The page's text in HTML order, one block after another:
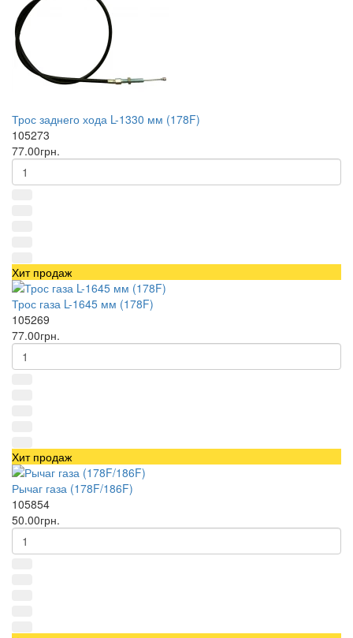
Трос заднего хода L-1330 мм (178F)
105273
77.00грн.
Хит продаж
Трос газа L-1645 мм (178F)
105269
77.00грн.
Хит продаж
Рычаг газа (178F/186F)
105854
50.00грн.